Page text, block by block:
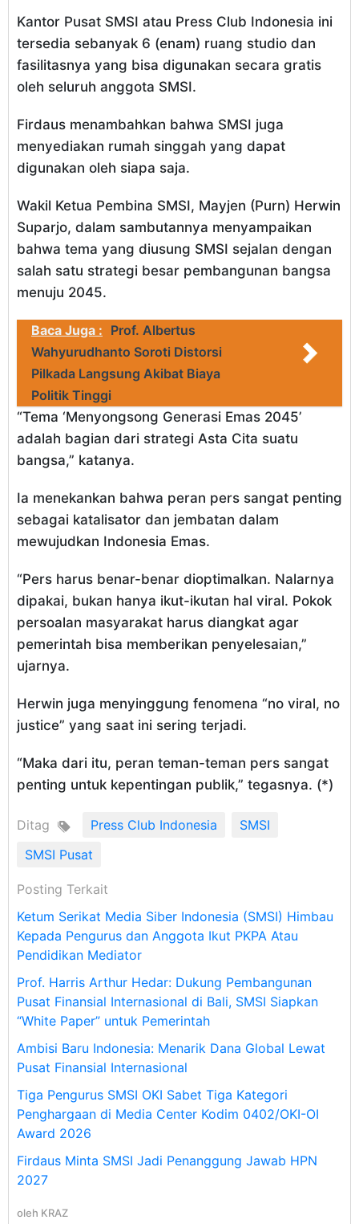
Kantor Pusat SMSI atau Press Club Indonesia ini
tersedia sebanyak 6 (enam) ruang studio dan
fasilitasnya yang bisa digunakan secara gratis
oleh seluruh anggota SMSI.
Firdaus menambahkan bahwa SMSI juga
menyediakan rumah singgah yang dapat
digunakan oleh siapa saja.
Wakil Ketua Pembina SMSI, Mayjen (Purn) Herwin
Suparjo, dalam sambutannya menyampaikan
bahwa tema yang diusung SMSI sejalan dengan
salah satu strategi besar pembangunan bangsa
menuju 2045.
Baca Juga : Prof. Albertus
Wahyurudhanto Soroti Distorsi
Pilkada Langsung Akibat Biaya
Politik Tinggi
“Tema ‘Menyongsong Generasi Emas 2045’
adalah bagian dari strategi Asta Cita suatu
bangsa,” katanya.
Ia menekankan bahwa peran pers sangat penting
sebagai katalisator dan jembatan dalam
mewujudkan Indonesia Emas.
“Pers harus benar-benar dioptimalkan. Nalarnya
dipakai, bukan hanya ikut-ikutan hal viral. Pokok
persoalan masyarakat harus diangkat agar
pemerintah bisa memberikan penyelesaian,”
ujarnya.
Herwin juga menyinggung fenomena “no viral, no
justice” yang saat ini sering terjadi.
“Maka dari itu, peran teman-teman pers sangat
penting untuk kepentingan publik,” tegasnya. (*)
Ditag Press Club Indonesia
SMSI
SMSI Pusat
Posting Terkait
Ketum Serikat Media Siber Indonesia (SMSI) Himbau
Kepada Pengurus dan Anggota Ikut PKPA Atau
Pendidikan Mediator
Prof. Harris Arthur Hedar: Dukung Pembangunan
Pusat Finansial Internasional di Bali, SMSI Siapkan
“White Paper” untuk Pemerintah
Ambisi Baru Indonesia: Menarik Dana Global Lewat
Pusat Finansial Internasional
Tiga Pengurus SMSI OKI Sabet Tiga Kategori
Penghargaan di Media Center Kodim 0402/OKI-OI
Award 2026
Firdaus Minta SMSI Jadi Penanggung Jawab HPN
2027
oleh KRAZ